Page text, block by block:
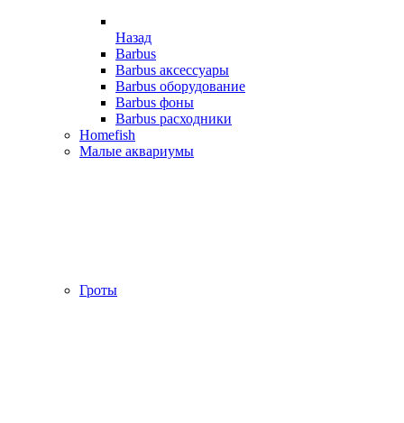
Назад
Barbus
Barbus аксессуары
Barbus оборудование
Barbus фоны
Barbus расходники
Homefish
Малые аквариумы
Гроты